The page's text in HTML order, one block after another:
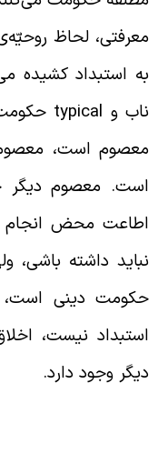
لحاظ
استبداد کشیده
وtypicalحکومت
است، معصوم
معصوم دیگر
محض انجام
داشته باشی،
دینی است،‌
نیست،
وجود دارد.